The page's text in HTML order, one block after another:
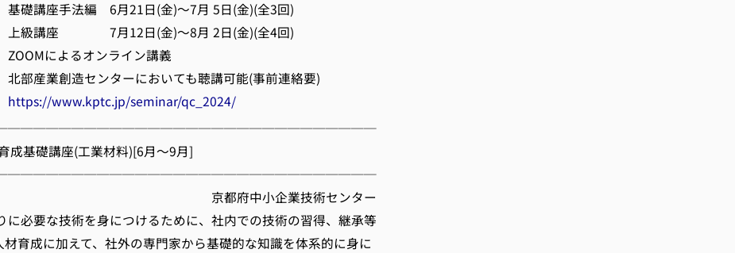
手法編 6月21日(金)～7月 5日(金)(全3回)
7月12日(金)～8月 2日(金)(全4回)
によるオンライン講義
造センターにおいても聴講可能(事前連絡要)
https://www.kptc.jp/seminar/qc_2024/
成基礎講座(工業材料)[6月～9月]
府中小企業技術センター
に必要な技術を身につけるために、社内での技術の習得、継承等
材育成に加えて、社外の専門家から基礎的な知識を体系的に身に